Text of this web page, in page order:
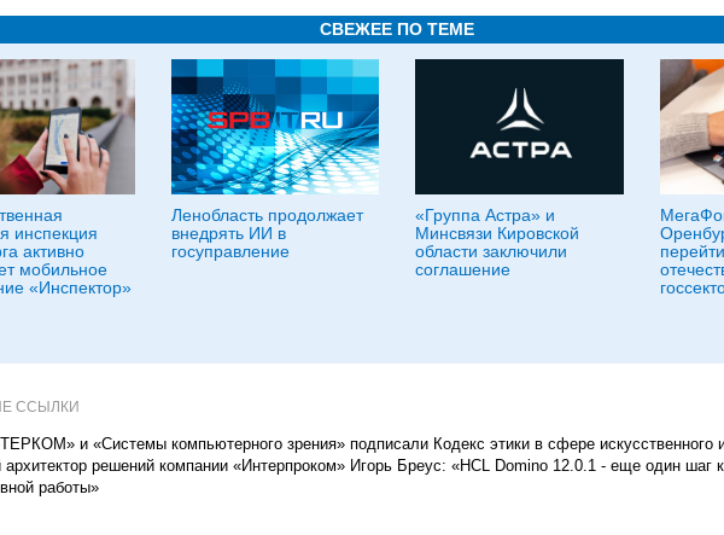
СВЕЖЕЕ ПО ТЕМЕ
инспекция
активно
мобильное
«Инспектор»
Ленобласть продолжает
внедрять ИИ в
госуправление
«Группа Астра» и
Минсвязи Кировской
области заключили
соглашение
ССЫЛКИ
и «Системы компьютерного зрения» подписали Кодекс этики в сфере искусственного
решений компании «Интерпроком» Игорь Бреус: «HCL Domino 12.0.1 - еще один шаг
работы»